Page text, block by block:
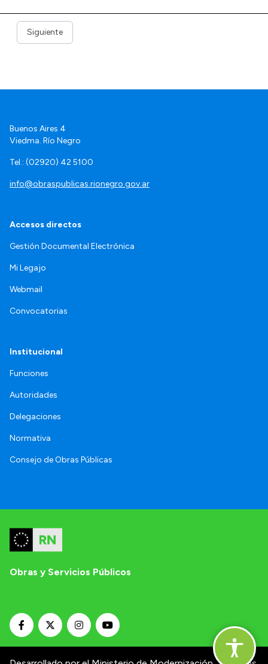
Siguiente
Buenos Aires 4
Viedma. Río Negro
Tel.: (02920) 42 5100
info@obraspublicas.rionegro.gov.ar
Accesos directos
Gestión Documental Electrónica
Mi Legajo
Webmail
Convocatorias
Institucional
Funciones
Autoridades
Delegaciones
Normativa
Consejo de Obras Públicas
Obras y Servicios Públicos